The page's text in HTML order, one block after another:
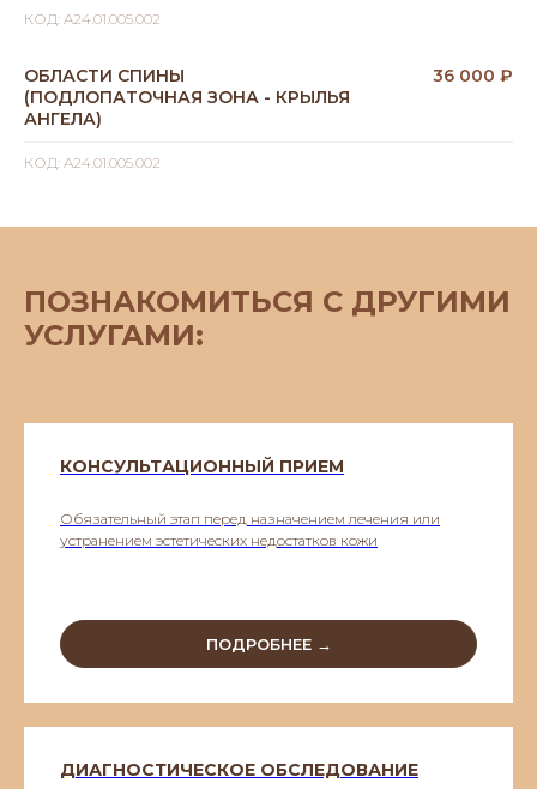
КОД: A24.01.005.002
ОБЛАСТИ СПИНЫ
(ПОДЛОПАТОЧНАЯ ЗОНА - КРЫЛЬЯ
АНГЕЛА)
36 000 ₽
КОД: A24.01.005.002
ПОЗНАКОМИТЬСЯ С ДРУГИМИ
УСЛУГАМИ:
КОНСУЛЬТАЦИОННЫЙ ПРИЕМ
Обязательный этап перед назначением лечения или
устранением эстетических недостатков кожи
ПОДРОБНЕЕ →
ДИАГНОСТИЧЕСКОЕ ОБСЛЕДОВАНИЕ